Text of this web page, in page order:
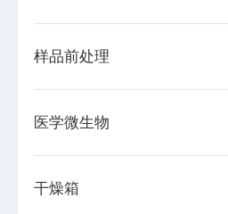
样品前处理
医学微生物
干燥箱